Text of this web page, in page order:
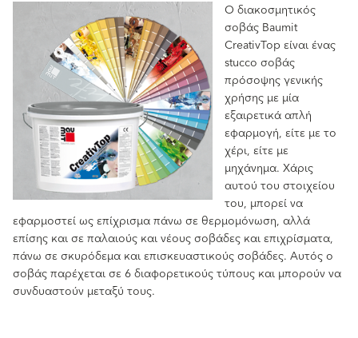
Ο διακοσμητικός
σοβάς Baumit
CreativTop είναι ένας
stucco σοβάς
πρόσοψης γενικής
χρήσης με μία
εξαιρετικά απλή
εφαρμογή, είτε με το
χέρι, είτε με
μηχάνημα. Χάρις
αυτού του στοιχείου
του, μπορεί να
εφαρμοστεί ως επίχρισμα πάνω σε θερμομόνωση, αλλά
επίσης και σε παλαιούς και νέους σοβάδες και επιχρίσματα,
πάνω σε σκυρόδεμα και επισκευαστικούς σοβάδες. Αυτός ο
σοβάς παρέχεται σε 6 διαφορετικούς τύπους και μπορούν να
συνδυαστούν μεταξύ τους.